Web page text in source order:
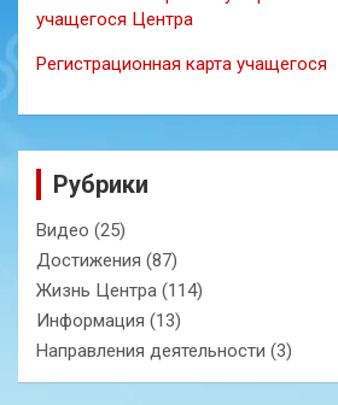
учащегося Центра
Регистрационная карта учащегося
Рубрики
Видео (25)
Достижения (87)
Жизнь Центра (114)
Информация (13)
Направления деятельности (3)